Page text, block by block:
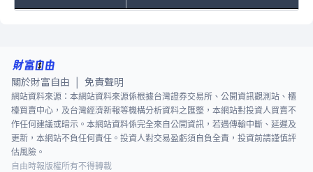
關於財富自由 免責聲明
網站資料來源：本網站資料來源係根據台灣證券交易所、公開資訊觀測站、櫃
檯買賣中心，及台灣經濟新報等機構分析資料之匯整，本網站對投資人買賣不
作任何建議或暗示。本網站資料係完全來自公開資訊，若遇傳輸中斷、延遲及
更新，本網站不負任何責任。投資人對交易盈虧須自負全責，投資前請謹慎評
估風險。
自由時報版權所有不得轉載